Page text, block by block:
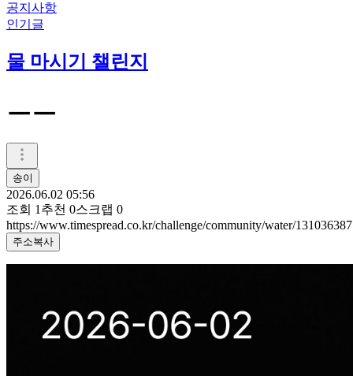
공지사항
인기글
물 마시기 챌린지
ㅡㅡ
송이
2026.06.02 05:56
조회 1 추천 0스크랩 0
https://www.timespread.co.kr/challenge/community/water/131036387
주소복사